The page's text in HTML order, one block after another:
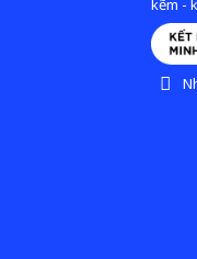
kẽm -